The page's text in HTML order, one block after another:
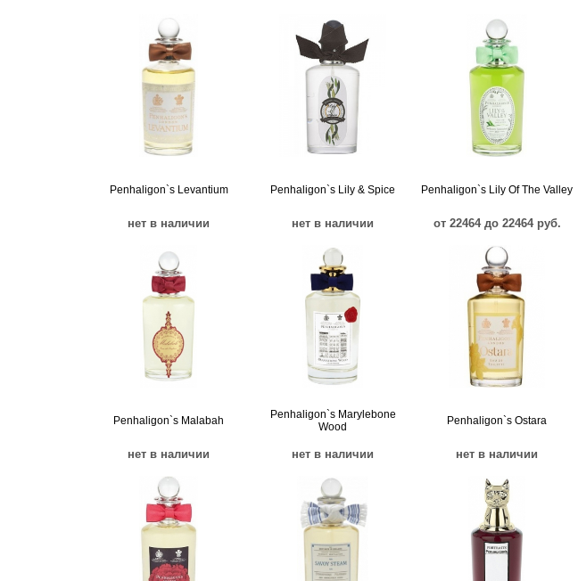
Penhaligon`s Levantium
нет в наличии
Penhaligon`s Lily & Spice
нет в наличии
Penhaligon`s Lily Of The Valley
от 22464 до 22464 руб.
Penhaligon`s Malabah
нет в наличии
Penhaligon`s Marylebone
Wood
нет в наличии
Penhaligon`s Ostara
нет в наличии